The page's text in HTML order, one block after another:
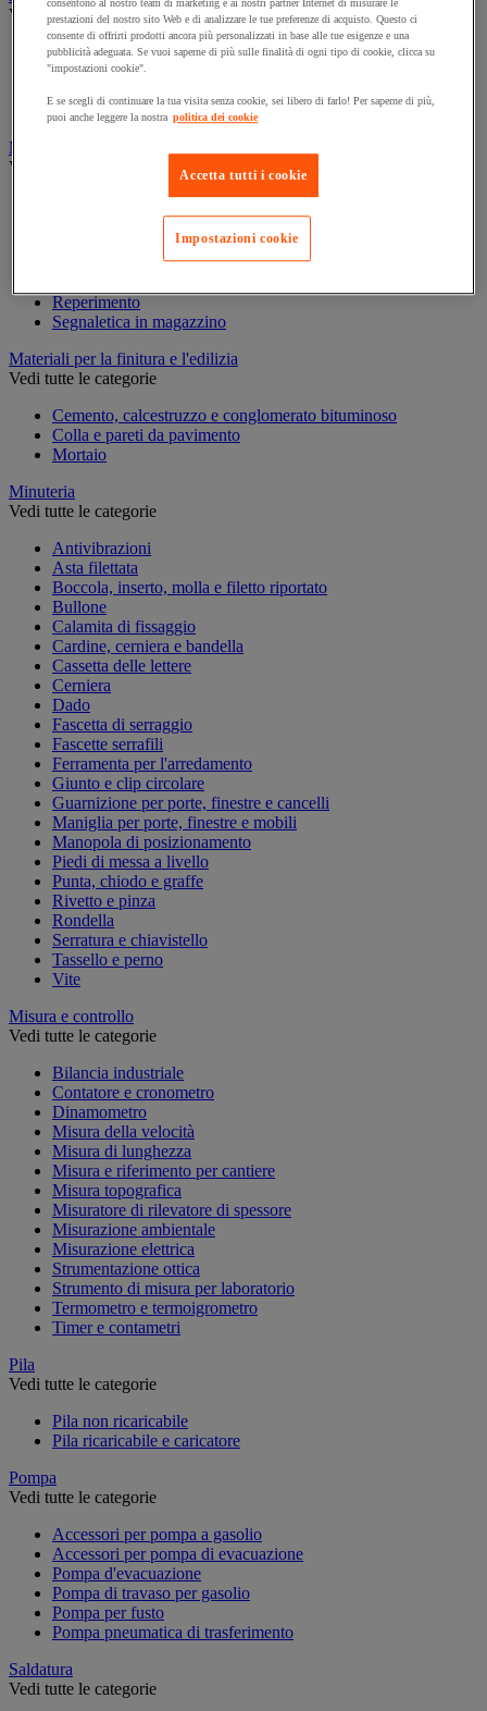
Vedi tutte le categorie
Anti-aderente
Attrezzi per lubrificazione
Lubrificante e sbloccante
Marcatura
Vedi tutte le categorie
Marcatura industriale
Marcatura permanente
Marcatura temporanea
Reperimento
Segnaletica in magazzino
Materiali per la finitura e l'edilizia
Vedi tutte le categorie
Cemento, calcestruzzo e conglomerato bituminoso
Colla e pareti da pavimento
Mortaio
Minuteria
Vedi tutte le categorie
Antivibrazioni
Asta filettata
Boccola, inserto, molla e filetto riportato
Bullone
Calamita di fissaggio
Cardine, cerniera e bandella
Cassetta delle lettere
Cerniera
Dado
Fascetta di serraggio
Fascette serrafili
Ferramenta per l'arredamento
Giunto e clip circolare
Guarnizione per porte, finestre e cancelli
Maniglia per porte, finestre e mobili
Manopola di posizionamento
Piedi di messa a livello
Punta, chiodo e graffe
Rivetto e pinza
Rondella
Serratura e chiavistello
Tassello e perno
Vite
Misura e controllo
Vedi tutte le categorie
Bilancia industriale
Contatore e cronometro
Dinamometro
Misura della velocità
Misura di lunghezza
Misura e riferimento per cantiere
Misura topografica
Misuratore di rilevatore di spessore
Misurazione ambientale
Misurazione elettrica
Strumentazione ottica
Strumento di misura per laboratorio
Termometro e termoigrometro
Timer e contametri
Pila
Vedi tutte le categorie
Pila non ricaricabile
Pila ricaricabile e caricatore
Pompa
Vedi tutte le categorie
Accessori per pompa a gasolio
Accessori per pompa di evacuazione
Pompa d'evacuazione
Pompa di travaso per gasolio
Pompa per fusto
Pompa pneumatica di trasferimento
Saldatura
Vedi tutte le categorie
consentono al nostro team di marketing e ai nostri partner Internet di misurare le
prestazioni del nostro sito Web e di analizzare le tue preferenze di acquisto. Questo ci
consente di offrirti prodotti ancora più personalizzati in base alle tue esigenze e una
pubblicità adeguata. Se vuoi saperne di più sulle finalità di ogni tipo di cookie, clicca su
"impostazioni cookie".
E se scegli di continuare la tua visita senza cookie, sei libero di farlo! Per saperne di più,
puoi anche leggere la nostra politica dei cookie
Accetta tutti i cookie
Impostazioni cookie